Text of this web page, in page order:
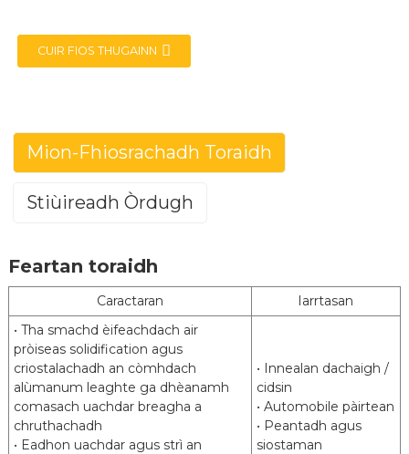
CUIR FIOS THUGAINN
Mion-Fhiosrachadh Toraidh
Stiùireadh Òrdugh
Feartan toraidh
Caractaran
Iarrtasan
• Tha smachd èifeachdach air
pròiseas solidification agus
criostalachadh an còmhdach
alùmanum leaghte ga dhèanamh
comasach uachdar breagha a
chruthachadh
• Eadhon uachdar agus strì an
• Innealan dachaigh /
cidsin
• Automobile pàirtean
• Peantadh agus
siostaman
Posco (ALCOSTA) ArcelorMittal (VAMA)
HBIS Masteel
Inbhe
JIS G3314 EN 10346 ASTM A463 GB/T
18592
Ìrean
Cruthachadh malairteach Dealbh
domhainn le neart àrd
Cuideam
còmhdach
gu 240 g/m 2